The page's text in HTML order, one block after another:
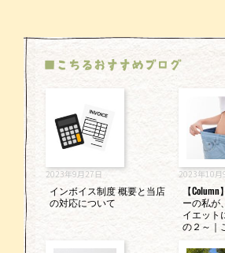
o
o
k
■こちるおすすめブログ
2023年9月27日
インボイス制度 概要と当店
の対応について
2023年10月
【
ーの私が
イエット
の２～｜